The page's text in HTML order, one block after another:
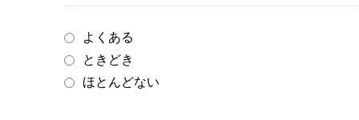
よくある
ときどき
ほとんどない